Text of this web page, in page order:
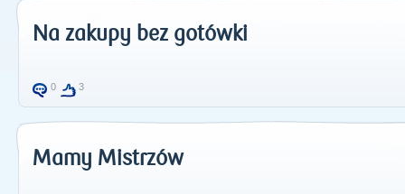
Na zakupy bez gotówki
0 3
Mamy Mistrzów